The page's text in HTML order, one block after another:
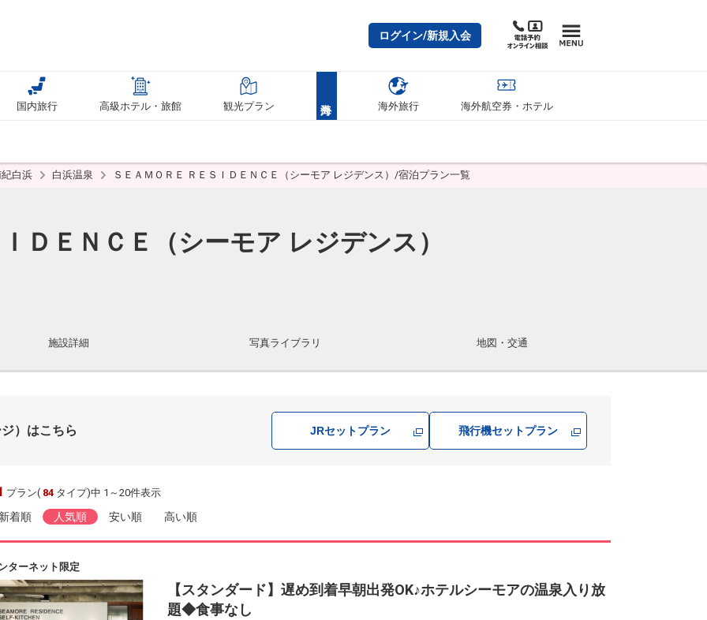
ログイン/新規入会
国内旅行 高級ホテル・旅館 観光プラン 海外旅行 海外航空券・ホテル
白浜 白浜温泉 ＳＥＡＭＯＲＥ ＲＥＳＩＤＥＮＣＥ（シーモア レジデンス）/宿泊プラン一覧
ＤＥＮＣＥ（シーモア レジデンス）
施設詳細 写真ライブラリ 地図・交通
）はこちら JRセットプラン 飛行機セットプラン
プラン( 84 タイプ)中 1～20件表示
着順 人気順 安い順 高い順
ターネット限定
【スタンダード】遅め到着早朝出発OK♪ホテルシーモアの温泉入り放
題◆食事なし